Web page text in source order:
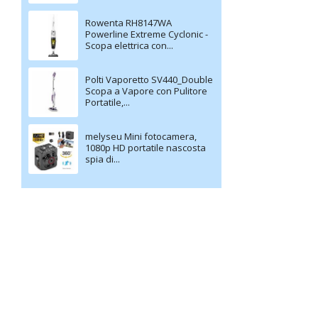
Rowenta RH8147WA
Powerline Extreme Cyclonic -
Scopa elettrica con...
Polti Vaporetto SV440_Double
Scopa a Vapore con Pulitore
Portatile,...
melyseu Mini fotocamera,
1080p HD portatile nascosta
spia di...